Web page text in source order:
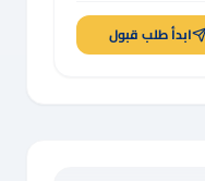
ابدأ طلب قبول